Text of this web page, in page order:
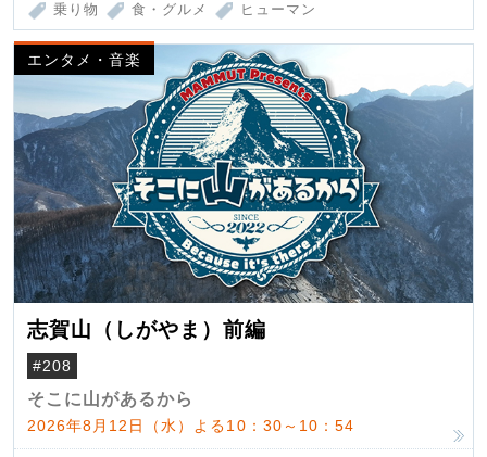
乗り物 食・グルメ ヒューマン
エンタメ・音楽
志賀山（しがやま）前編
#208
そこに山があるから
2026年8月12日（水）よる10：30～10：54